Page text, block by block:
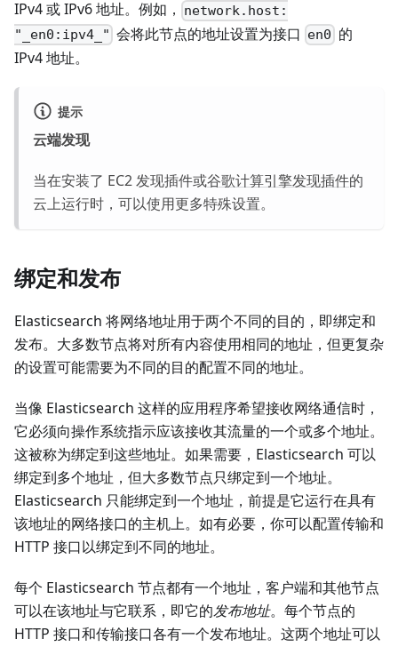
IPv4 或 IPv6 地址。例如，
network.host:
"_en0:ipv4_" 会将此节点的地址设置为接口 en0 的
IPv4 地址。
提示
云端发现
当在安装了 EC2 发现插件或谷歌计算引擎发现插件的
云上运行时，可以使用更多特殊设置。
绑定和发布
Elasticsearch 将网络地址用于两个不同的目的，即绑定和
发布。大多数节点将对所有内容使用相同的地址，但更复杂
的设置可能需要为不同的目的配置不同的地址。
当像 Elasticsearch 这样的应用程序希望接收网络通信时，
它必须向操作系统指示应该接收其流量的一个或多个地址。
这被称为绑定到这些地址。如果需要，Elasticsearch 可以
绑定到多个地址，但大多数节点只绑定到一个地址。
Elasticsearch 只能绑定到一个地址，前提是它运行在具有
该地址的网络接口的主机上。如有必要，你可以配置传输和
HTTP 接口以绑定到不同的地址。
每个 Elasticsearch 节点都有一个地址，客户端和其他节点
可以在该地址与它联系，即它的发布地址。每个节点的
HTTP 接口和传输接口各有一个发布地址。这两个地址可以